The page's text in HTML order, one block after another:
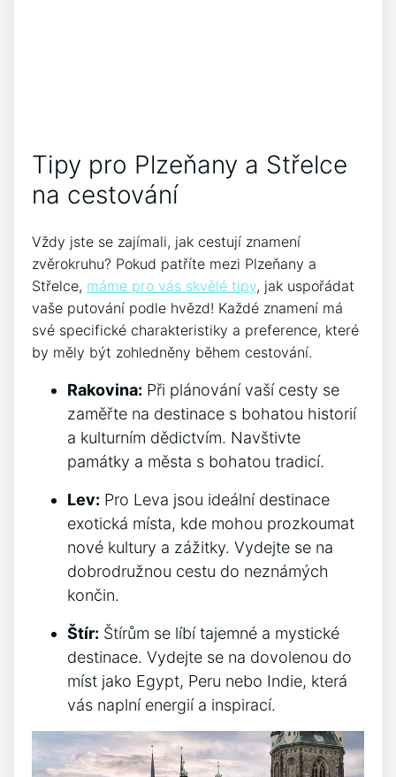
Tipy pro Plzeňany a Střelce
na cestování
Vždy jste se zajímali, jak cestují znamení
zvěrokruhu? Pokud patříte mezi Plzeňany a
Střelce, máme pro vás skvělé tipy, jak uspořádat
vaše putování podle hvězd! Každé znamení má
své specifické charakteristiky a preference, které
by měly být zohledněny během cestování.
Rakovina: Při plánování vaší cesty se
zaměřte na destinace s bohatou historií
a kulturním dědictvím. Navštivte
památky a města s bohatou tradicí.
Lev: Pro Leva jsou ideální destinace
exotická místa, kde mohou prozkoumat
nové kultury a zážitky. Vydejte se na
dobrodružnou cestu do neznámých
končin.
Štír: Štírům se líbí tajemné a mystické
destinace. Vydejte se na dovolenou do
míst jako Egypt, Peru nebo Indie, která
vás naplní energií a inspirací.